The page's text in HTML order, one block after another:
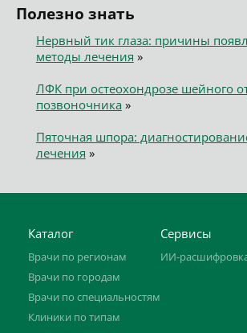
Полезно знать
Нервный тик глаза: причины
методы лечения »
ЛФК при остеохондрозе шейного
позвоночника»
Пяточная шпора:
лечения »
Каталог
Врачи по регионам
Врачи по городам
Врачи по специальностям
Клиники по типам
Сервисы
ИИ-